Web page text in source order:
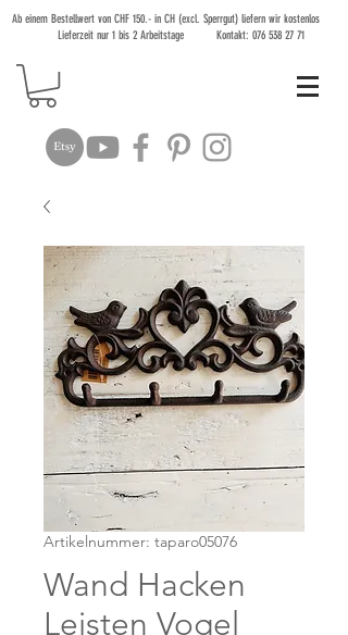
Ab einem Bestellwert von CHF 150.- in CH (excl. Sperrgut) liefern wir kostenlos
Lieferzeit nur 1 bis 2 Arbeitstage Kontakt: 076 538 27 71
Artikelnummer: taparo05076
Wand Hacken
Leisten Vogel